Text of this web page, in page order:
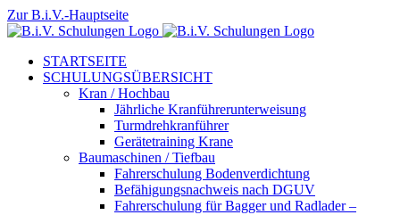
Zum
Inhalt
Zur B.i.V.-Hauptseite
STARTSEITE
SCHULUNGSÜBERSICHT
Kran / Hochbau
Jährliche Kranführerunterweisung
Turmdrehkranführer
Gerätetraining Krane
Baumaschinen / Tiefbau
Fahrerschulung Bodenverdichtung
Befähigungsnachweis nach DGUV
Fahrerschulung für Bagger und Radlader –